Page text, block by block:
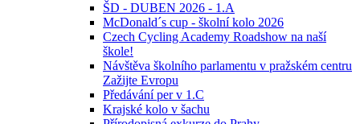
ŠD - DUBEN 2026 - 1.A
McDonald´s cup - školní kolo 2026
Czech Cycling Academy Roadshow na naší
škole!
Návštěva školního parlamentu v pražském centru
Zažijte Evropu
Předávání per v 1.C
Krajské kolo v šachu